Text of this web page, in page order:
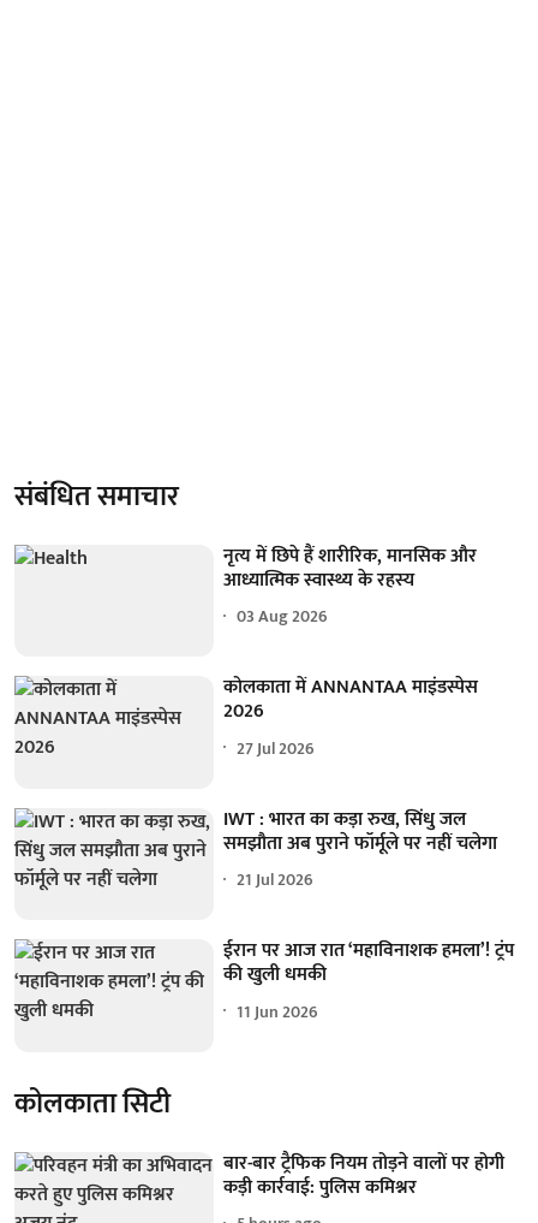
संबंधित समाचार
नृत्य में छिपे हैं शारीरिक, मानसिक और
आध्यात्मिक स्वास्थ्य के रहस्य
03 Aug 2026
कोलकाता में ANNANTAA माइंडस्पेस
2026
27 Jul 2026
IWT : भारत का कड़ा रुख, सिंधु जल
समझौता अब पुराने फॉर्मूले पर नहीं चलेगा
21 Jul 2026
ईरान पर आज रात ‘महाविनाशक हमला’! ट्रंप
की खुली धमकी
11 Jun 2026
कोलकाता सिटी
बार-बार ट्रैफिक नियम तोड़ने वालों पर होगी
कड़ी कार्रवाई: पुलिस कमिश्नर